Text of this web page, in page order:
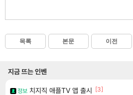
목록 본문 이전
지금 뜨는 인벤
정보 치지직 애플TV 앱 출시 [3]